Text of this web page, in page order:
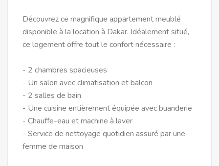
Découvrez ce magnifique appartement meublé
disponible à la location à Dakar. Idéalement situé,
ce logement offre tout le confort nécessaire :
- 2 chambres spacieuses
- Un salon avec climatisation et balcon
- 2 salles de bain
- Une cuisine entièrement équipée avec buanderie
- Chauffe-eau et machine à laver
- Service de nettoyage quotidien assuré par une
femme de maison